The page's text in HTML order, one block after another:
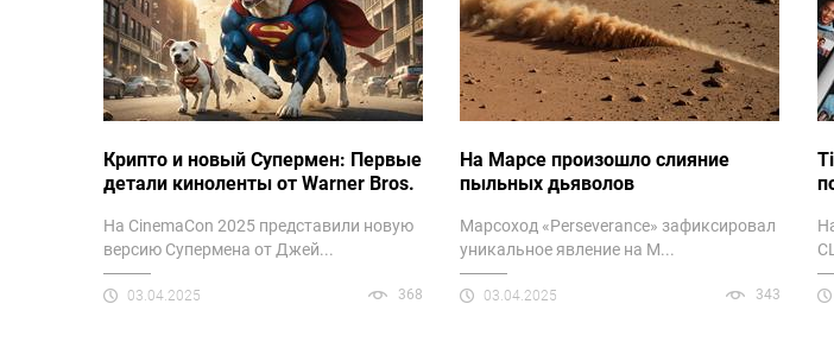
Крипто и новый Супермен: Первые
детали киноленты от Warner Bros.
На CinemaCon 2025 представили новую
версию Супермена от Джей...
03.04.2025 368
На Марсе произошло слияние
пыльных дьяволов
Марсоход «Perseverance» зафиксировал
уникальное явление на М...
03.04.2025 343